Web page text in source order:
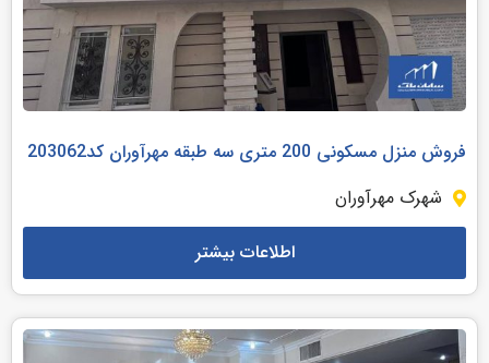
فروش منزل مسکونی 200 متری سه طبقه مهرآوران کد203062
شهرک مهرآوران
اطلاعات بیشتر